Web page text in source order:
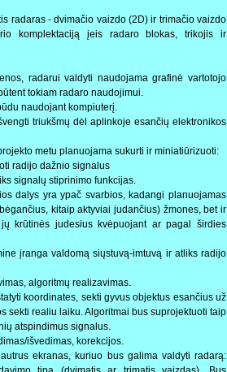
radaras - dvimačio vaizdo (2D) ir trimačio vaizdo
komplektaciją įeis radaro blokas, trikojis ir
radarui valdyti naudojama grafinė vartotojo
tokiam radaro naudojimui.
naudojant kompiuterį.
triukšmų dėl aplinkoje esančių elektronikos
metu planuojama sukurti ir miniatiūrizuoti:
radijo dažnio signalus
signalų stiprinimo funkcijas.
dalys yra ypač svarbios, kadangi planuojamas
kitaip aktyviai judančius) žmones, bet ir
krūtinės judesius kvėpuojant ar pagal širdies
įranga valdomą siųstuvą-imtuvą ir atliks radijo
algoritmų realizavimas.
koordinates, sekti gyvus objektus esančius už
sekti realiu laiku. Algoritmai bus suprojektuoti taip
atspindimus signalus.
išvedimas, korekcijos.
ekranas, kuriuo bus galima valdyti radarą: